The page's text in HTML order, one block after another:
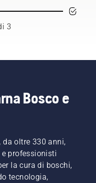
3
Bosco e
da oltre 330 anni,
professionisti
la cura di boschi,
tecnologia,